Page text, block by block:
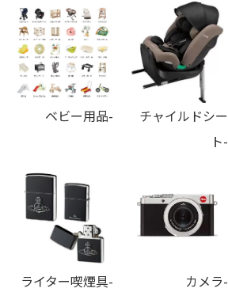
ベビー用品-
チャイルドシー
ト-
ライター喫煙具- カメラ-